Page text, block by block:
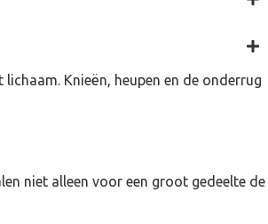
Knieën, heupen en de onderrug
niet alleen voor een groot gedeelte de